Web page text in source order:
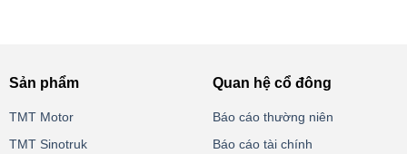
Sản phẩm
TMT Motor
TMT Sinotruk
Quan hệ cổ đông
Báo cáo thường niên
Báo cáo tài chính